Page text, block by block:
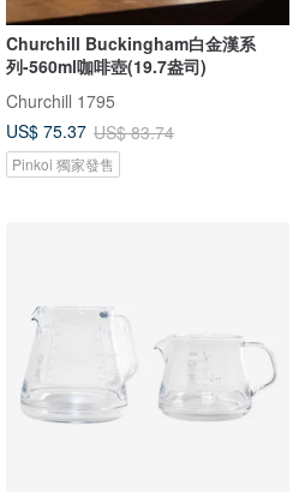
Churchill Buckingham白金漢系
列-560ml咖啡壺(19.7盎司)
Churchill 1795
US$ 75.37 US$ 83.74
Pinkoi 獨家發售